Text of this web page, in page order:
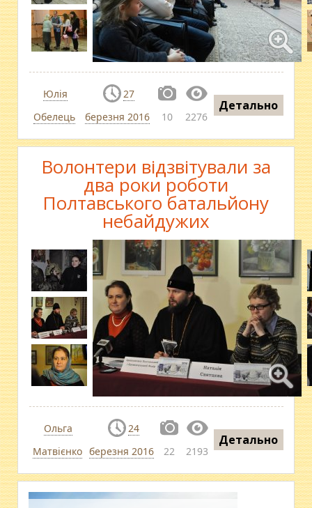
Юлія
Обелець
27
березня 2016
10 2276
Детально
Волонтери відзвітували за
два роки роботи
Полтавського батальйону
небайдужих
Ольга
Матвієнко
24
березня 2016
22 2193
Детально